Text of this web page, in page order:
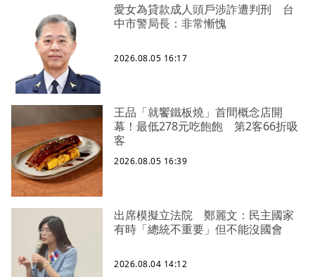
愛女為貸款成人頭戶涉詐遭判刑 台
中市警局長：非常慚愧
2026.08.05 16:17
王品「就饗鐵板燒」首間概念店開
幕！最低278元吃飽飽 第2客66折吸
客
2026.08.05 16:39
出席模擬立法院 鄭麗文：民主國家
有時「總統不重要」但不能沒國會
2026.08.04 14:12